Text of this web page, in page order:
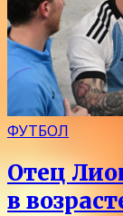
ФУТБОЛ
Отец
в